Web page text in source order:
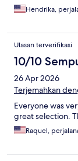
Hendrika,
Ulasan terverifikasi
10/10
26 Apr 2026
Terjemahkan
Everyone was
great selection.
Raquel,